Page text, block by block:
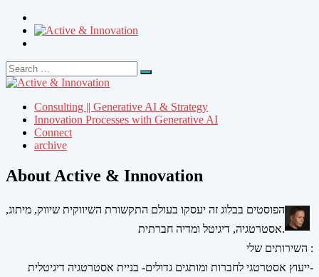
Search
for:
Search
Consulting || Generative AI & Strategy
Innovation Processes with Generative AI
Connect
archive
About Active & Innovation
הפוסטים בבלוג זה יעסקו בעולם התקשורת השיווקית שיווק, מיתוג,
אסטרטגיה, דיגיטל ומדיה חברתית.
השירותים שלי :
ייעוץ אסטרטגי לחברות ומותגים גדולים- בניית אסטרטגיה דיגיטלית-